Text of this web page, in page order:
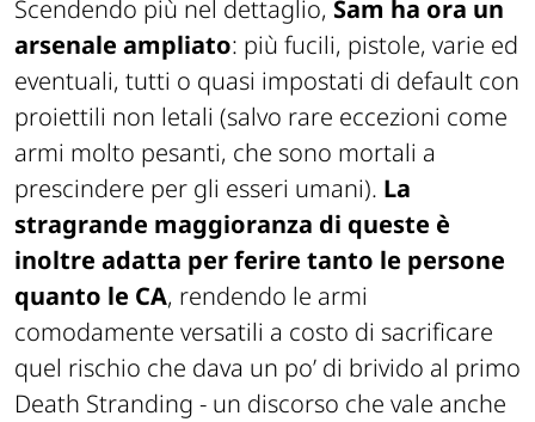
Scendendo più nel dettaglio, Sam ha ora un
arsenale ampliato: più fucili, pistole, varie ed
eventuali, tutti o quasi impostati di default con
proiettili non letali (salvo rare eccezioni come
armi molto pesanti, che sono mortali a
prescindere per gli esseri umani). La
stragrande maggioranza di queste è
inoltre adatta per ferire tanto le persone
quanto le CA, rendendo le armi
comodamente versatili a costo di sacrificare
quel rischio che dava un po’ di brivido al primo
Death Stranding - un discorso che vale anche